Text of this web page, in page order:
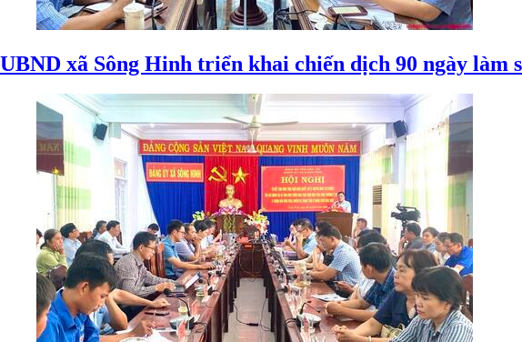
UBND xã Sông Hinh triển khai chiến dịch 90 ngày làm